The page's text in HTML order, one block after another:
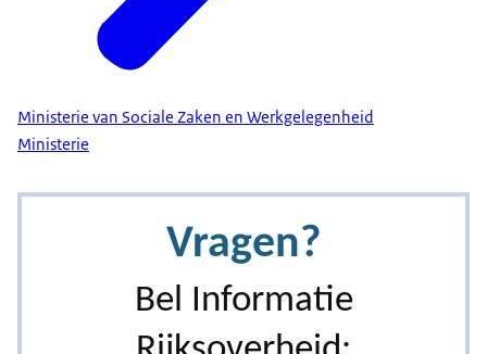
Ministerie van Sociale Zaken en Werkgelegenheid
Ministerie